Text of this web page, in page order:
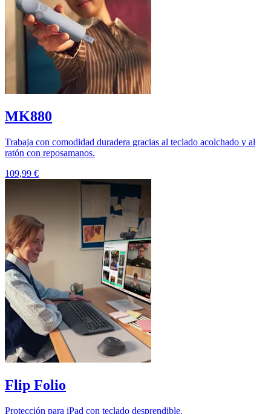
MK880
Trabaja con comodidad duradera gracias al teclado acolchado y al
ratón con reposamanos.
109,99 €
Flip Folio
Protección para iPad con teclado desprendible.